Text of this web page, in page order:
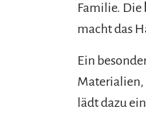
Familie. Die
macht das
Ein
Materialien,
lädt dazu